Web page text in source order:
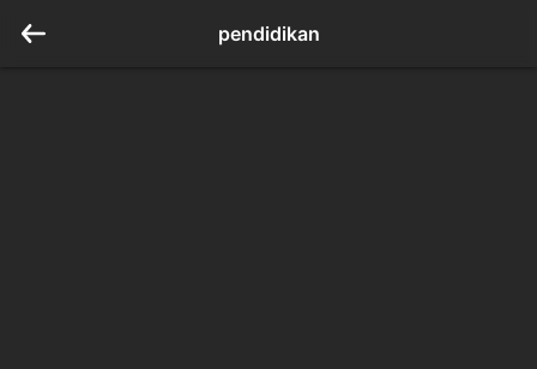
pendidikan